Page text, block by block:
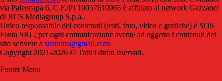
via Paleocapa 6, C.F./PI 10057610965 è affiliato al network Gazzanet
di RCS Mediagroup S.p.a..
Unico responsabile dei contenuti (testi, foto, video e grafiche) è SOS
Fanta SRL; per ogni comunicazione avente ad oggetto i contenuti del
sito scrivere a sosfanta@gmail.com
Copyright 2021-2026 © Tutti i diritti riservati.
Footer Menu